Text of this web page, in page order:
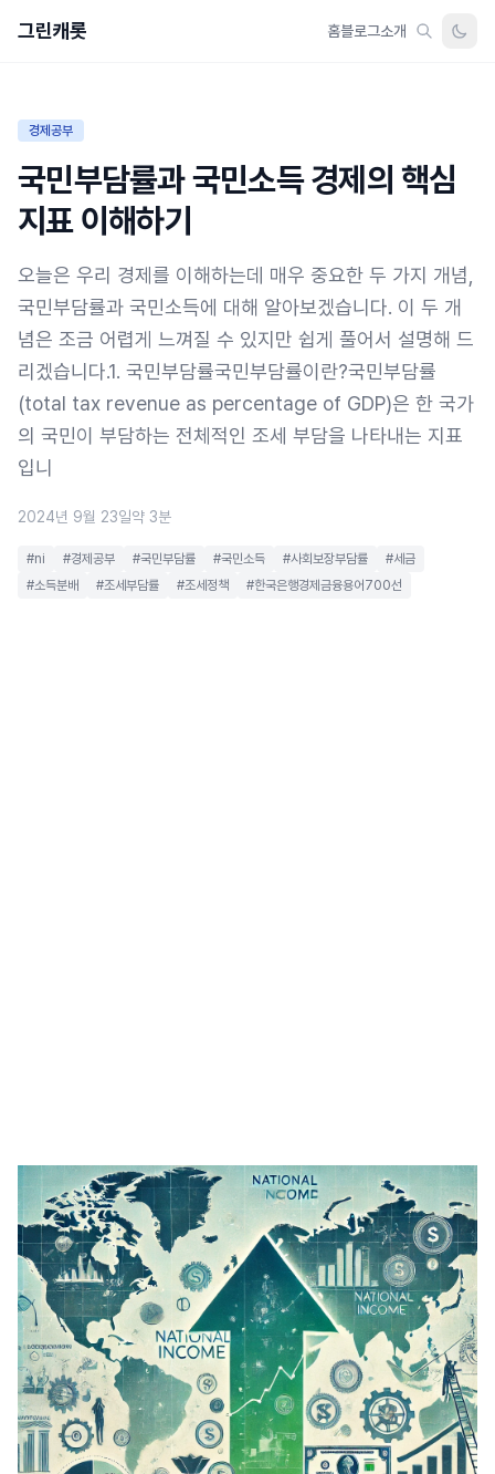
그린캐롯 홈블로그소개
경제공부
국민부담률과 국민소득 경제의 핵심
지표 이해하기
오늘은 우리 경제를 이해하는데 매우 중요한 두 가지 개념,
국민부담률과 국민소득에 대해 알아보겠습니다. 이 두 개
념은 조금 어렵게 느껴질 수 있지만 쉽게 풀어서 설명해 드
리겠습니다.1. 국민부담률국민부담률이란?국민부담률
(total tax revenue as percentage of GDP)은 한 국가
의 국민이 부담하는 전체적인 조세 부담을 나타내는 지표
입니
2024년 9월 23일약 3분
#ni #경제공부 #국민부담률 #국민소득 #사회보장부담률
#세금
#소득분배
#조세부담률 #조세정책 #한국은행경제금융용어700선